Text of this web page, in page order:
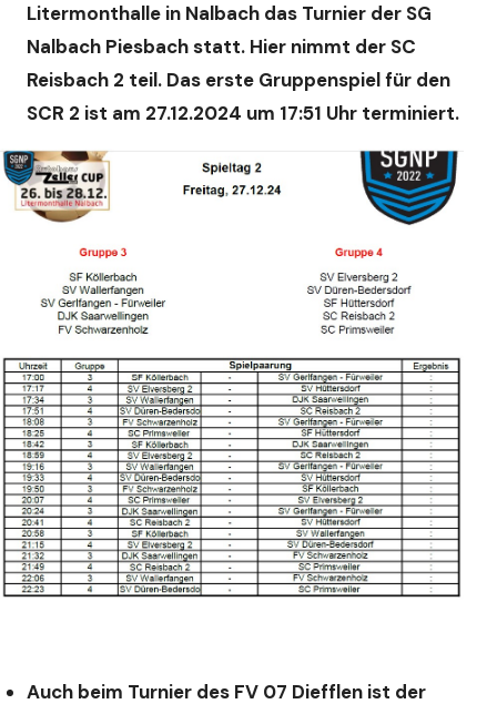
Litermonthalle in Nalbach das Turnier der SG
Nalbach Piesbach statt. Hier nimmt der SC
Reisbach 2 teil. Das erste Gruppenspiel für den
SCR 2 ist am 27.12.2024 um 17:51 Uhr terminiert.
Auch beim Turnier des FV 07 Diefflen ist der